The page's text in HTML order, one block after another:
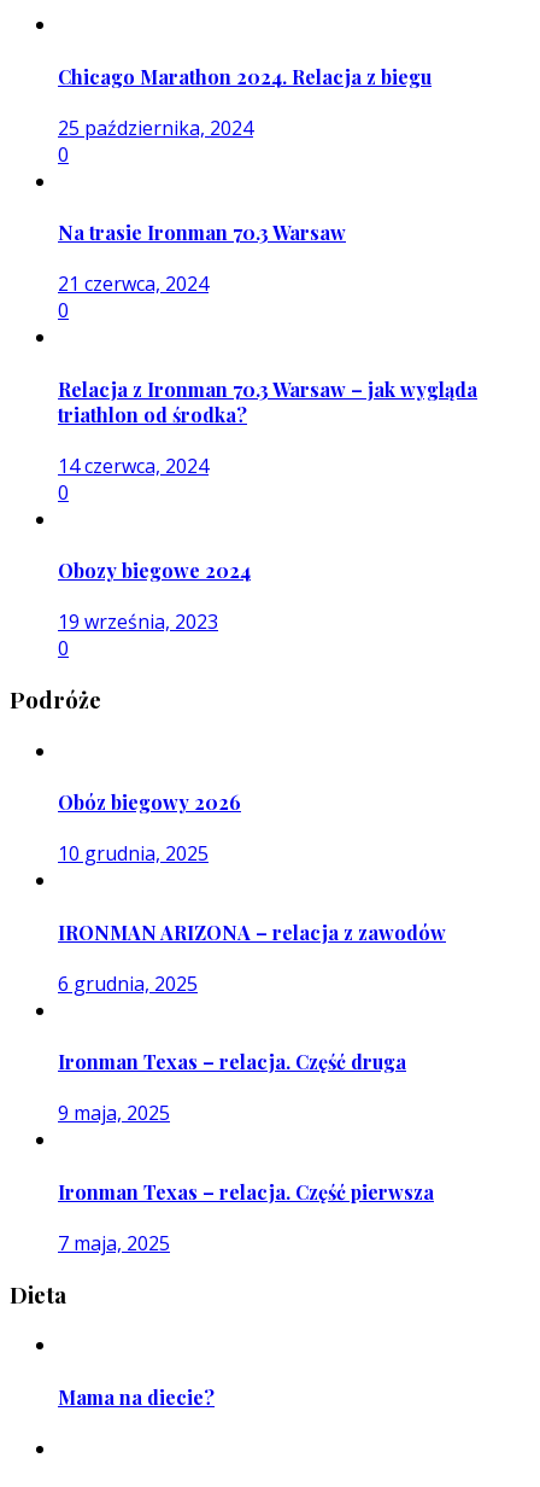
Chicago Marathon 2024. Relacja z biegu
25 października, 2024
0
Na trasie Ironman 70.3 Warsaw
21 czerwca, 2024
0
Relacja z Ironman 70.3 Warsaw – jak wygląda
triathlon od środka?
14 czerwca, 2024
0
Obozy biegowe 2024
19 września, 2023
0
Podróże
Obóz biegowy 2026
10 grudnia, 2025
IRONMAN ARIZONA – relacja z zawodów
6 grudnia, 2025
Ironman Texas – relacja. Część druga
9 maja, 2025
Ironman Texas – relacja. Część pierwsza
7 maja, 2025
Dieta
Mama na diecie?